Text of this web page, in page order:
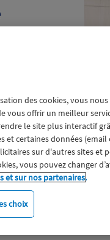
19, le
essentiels
a décidé
en faveur
sanitaire,
de l’intérêt
le Groupe
crise
:
des cookies, vous
vous offrir un meilleur
le site plus interactif
et certaines données
sur d'autres sites et
vous pouvez changer
et sur nos partenaires.
choix